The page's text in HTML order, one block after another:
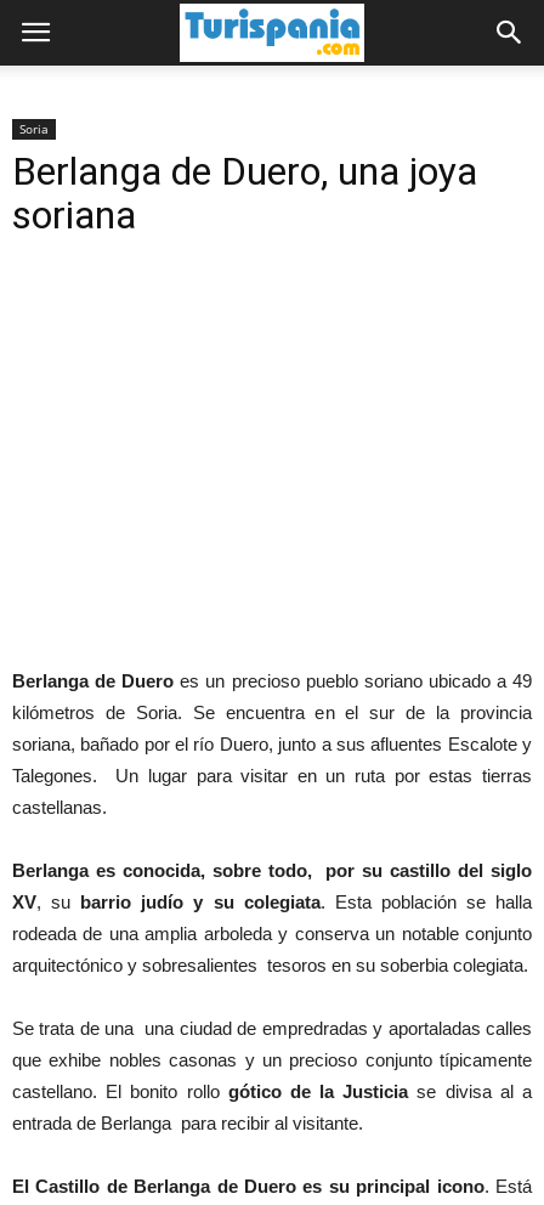
Soria
Berlanga de Duero, una joya
soriana
Berlanga de Duero es un precioso pueblo soriano ubicado a 49
kilómetros de Soria. Se encuentra en el sur de la provincia
soriana, bañado por el río Duero, junto a sus afluentes Escalote y
Talegones. Un lugar para visitar en un ruta por estas tierras
castellanas.
Berlanga es conocida, sobre todo, por su castillo del siglo
XV, su barrio judío y su colegiata. Esta población se halla
rodeada de una amplia arboleda y conserva un notable conjunto
arquitectónico y sobresalientes tesoros en su soberbia colegiata.
Se trata de una una ciudad de empredradas y aportaladas calles
que exhibe nobles casonas y un precioso conjunto típicamente
castellano. El bonito rollo gótico de la Justiciase divisa al a
entrada de Berlanga para recibir al visitante.
El Castillo de Berlanga de Duero es su principal icono. Está